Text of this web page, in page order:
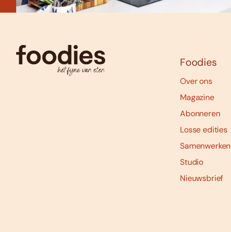
Foodies
Over ons
Magazine
Abonneren
Losse edities
Samenwerken
Studio
Nieuwsbrief